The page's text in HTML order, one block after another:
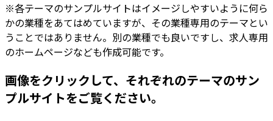
※各テーマのサンプルサイトはイメージしやすいように何ら
かの業種をあてはめていますが、その業種専用のテーマとい
うことではありません。別の業種でも良いですし、求人専用
のホームページなども作成可能です。
画像をクリックして、それぞれのテーマのサン
プルサイトをご覧ください。